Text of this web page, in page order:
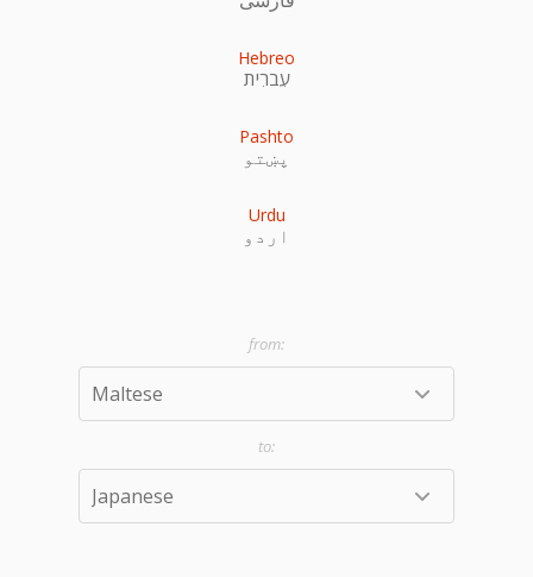
Hebreo
עִברִית
Pashto
پښتو
Urdu
اردو